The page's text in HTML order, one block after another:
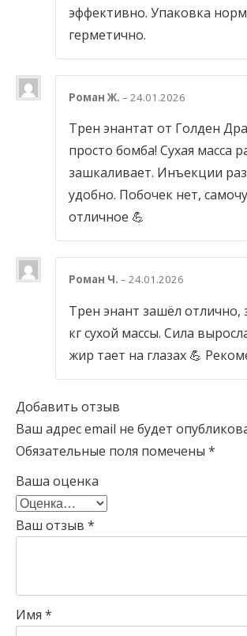
эффективно. Упаковка
герметично.
Роман Ж. – 24.01.2026
Трен энантат от Голден
просто бомба! Сухая масса
зашкаливает. Инъекции
удобно. Побочек нет,
отличное 💪
Роман Ч. – 24.01.2026
Трен энант зашёл отлично,
кг сухой массы. Сила
жир тает на глазах 💪
Добавить отзыв
Ваш адрес email не будет
Обязательные поля помечены *
Ваша оценка
Ваш отзыв *
Имя *